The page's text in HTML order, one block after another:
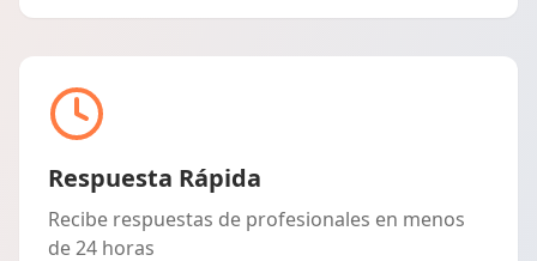
Respuesta Rápida
Recibe respuestas de profesionales en menos
de 24 horas